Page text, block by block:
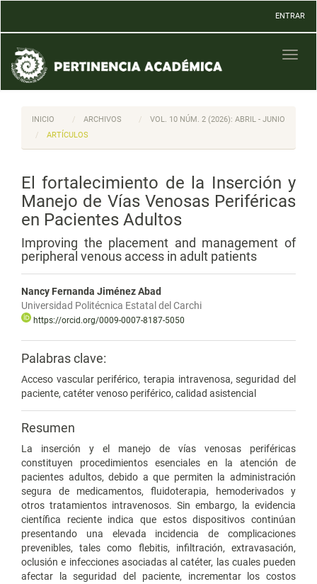
Contenido
principal
Barra
lateral
ENTRAR
INICIO ARCHIVOS
VOL. 10 NÚM. 2 (2026): ABRIL - JUNIO
ARTÍCULOS
El fortalecimiento de la Inserción y
Manejo de Vías Venosas Periféricas
en Pacientes Adultos
Improving the placement and management of
peripheral venous access in adult patients
Nancy Fernanda Jiménez Abad
Universidad Politécnica Estatal del Carchi
https://orcid.org/0009-0007-8187-5050
Palabras clave:
Acceso vascular periférico, terapia intravenosa, seguridad del
paciente, catéter venoso periférico, calidad asistencial
Resumen
La inserción y el manejo de vías venosas periféricas
constituyen procedimientos esenciales en la atención de
pacientes adultos, debido a que permiten la administración
segura de medicamentos, fluidoterapia, hemoderivados y
otros tratamientos intravenosos. Sin embargo, la evidencia
científica reciente indica que estos dispositivos continúan
presentando una elevada incidencia de complicaciones
prevenibles, tales como flebitis, infiltración, extravasación,
oclusión e infecciones asociadas al catéter, las cuales pueden
afectar la seguridad del paciente, incrementar los costos